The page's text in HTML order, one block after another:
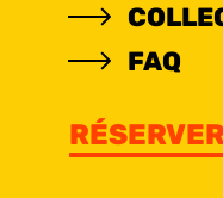
FAQ